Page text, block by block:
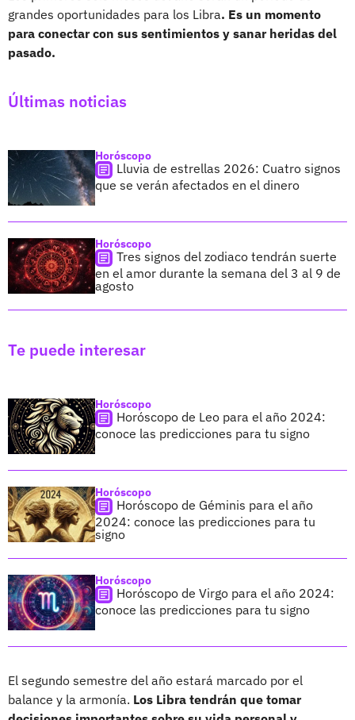
grandes oportunidades para los Libra. Es un momento
para conectar con sus sentimientos y sanar heridas del
pasado.
Últimas noticias
Horóscopo
Lluvia de estrellas 2026: Cuatro signos
que se verán afectados en el dinero
Horóscopo
Tres signos del zodiaco tendrán suerte
en el amor durante la semana del 3 al 9 de
agosto
Te puede interesar
Horóscopo
Horóscopo de Leo para el año 2024:
conoce las predicciones para tu signo
Horóscopo
Horóscopo de Géminis para el año
2024: conoce las predicciones para tu
signo
Horóscopo
Horóscopo de Virgo para el año 2024:
conoce las predicciones para tu signo
El segundo semestre del año estará marcado por el
balance y la armonía. Los Libra tendrán que tomar